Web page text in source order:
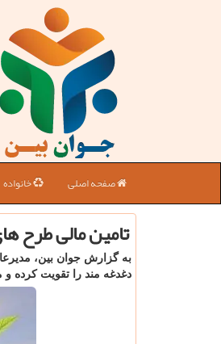
صفحه اصلی خانواده
تامین مالی طرح
به گزارش جوان بین،
دغدغه مند را تقویت کرده